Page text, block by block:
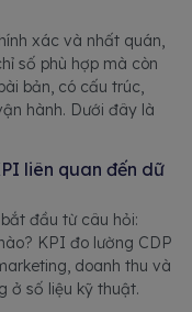
xác và nhất quán,
số phù hợp mà còn
bản, có cấu trúc,
hành. Dưới đây là
liên quan đến dữ
đầu từ câu hỏi:
KPI đo lường CDP
doanh thu và
ở số liệu kỹ thuật.